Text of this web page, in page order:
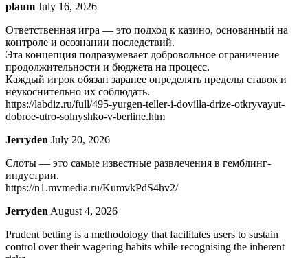
plaum July 16, 2026
Ответственная игра — это подход к казино, основанный на
контроле и осознании последствий.
Эта концепция подразумевает добровольное ограничение
продолжительности и бюджета на процесс.
Каждый игрок обязан заранее определять пределы ставок и
неукоснительно их соблюдать.
https://labdiz.ru/full/495-yurgen-teller-i-dovilla-drize-otkryvayut-
dobroe-utro-solnyshko-v-berline.htm
Jerryden July 20, 2026
Слоты — это самые известные развлечения в гемблинг-
индустрии.
https://n1.mvmedia.ru/KumvkPdS4hv2/
Jerryden August 4, 2026
Prudent betting is a methodology that facilitates users to sustain
control over their wagering habits while recognising the inherent